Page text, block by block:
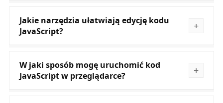
Jakie narzędzia ułatwiają edycję kodu
JavaScript?
W jaki sposób mogę uruchomić kod
JavaScript w przeglądarce?